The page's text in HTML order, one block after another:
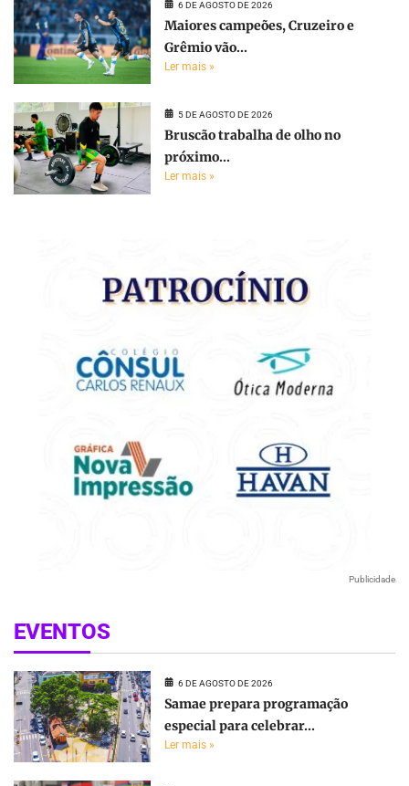
6 DE AGOSTO DE 2026
Maiores campeões, Cruzeiro e
Grêmio vão...
Ler mais »
5 DE AGOSTO DE 2026
Bruscão trabalha de olho no
próximo...
Ler mais »
Publicidade
EVENTOS
6 DE AGOSTO DE 2026
Samae prepara programação
especial para celebrar...
Ler mais »